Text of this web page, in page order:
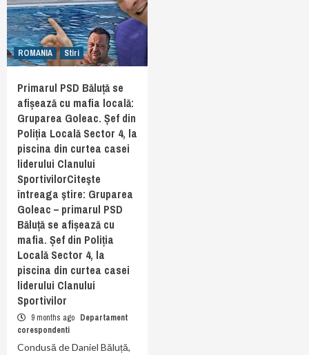
ROMANIA Stiri
Primarul PSD Băluță se
afișează cu mafia locală:
Gruparea Goleac. Șef din
Poliția Locală Sector 4, la
piscina din curtea casei
liderului Clanului
SportivilorCiteşte
întreaga ştire: Gruparea
Goleac – primarul PSD
Băluță se afișează cu
mafia. Șef din Poliția
Locală Sector 4, la
piscina din curtea casei
liderului Clanului
Sportivilor
9 months ago Departament
corespondenti
Condusă de Daniel Băluță,